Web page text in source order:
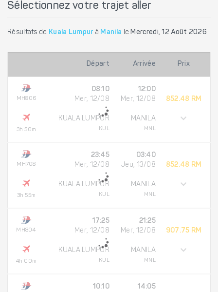
Sélectionnez votre trajet aller
Résultats de Kuala Lumpur à Manila le Mercredi, 12 Août 2026
Départ Arrivée Prix
MH806
3h 50m
08:10
Mer, 12/08
KUALA LUMPUR
KUL
12:00
Mer, 12/08
MANILA
MNL
852.48 RM
MH708
3h 55m
23:45
Mer, 12/08
KUALA LUMPUR
KUL
03:40
Jeu, 13/08
MANILA
MNL
852.48 RM
MH804
4h 00m
17:25
Mer, 12/08
KUALA LUMPUR
KUL
21:25
Mer, 12/08
MANILA
MNL
907.75 RM
10:10
14:05